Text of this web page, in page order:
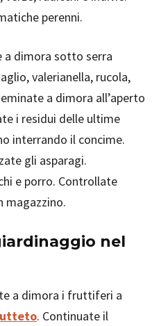
perenni.
a dimora sotto serra
valerianella, rucola,
a dimora all’aperto
i residui delle ultime
interrando il concime.
gli asparagi.
e porro. Controllate
magazzino.
nel
a dimora i fruttiferi a
. Continuate il